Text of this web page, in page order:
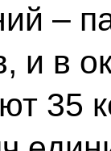
–
и в
35